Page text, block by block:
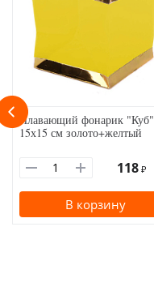
Плавающий фонарик "Куб"
15х15 см золото+желтый
118 ₽
В корзину